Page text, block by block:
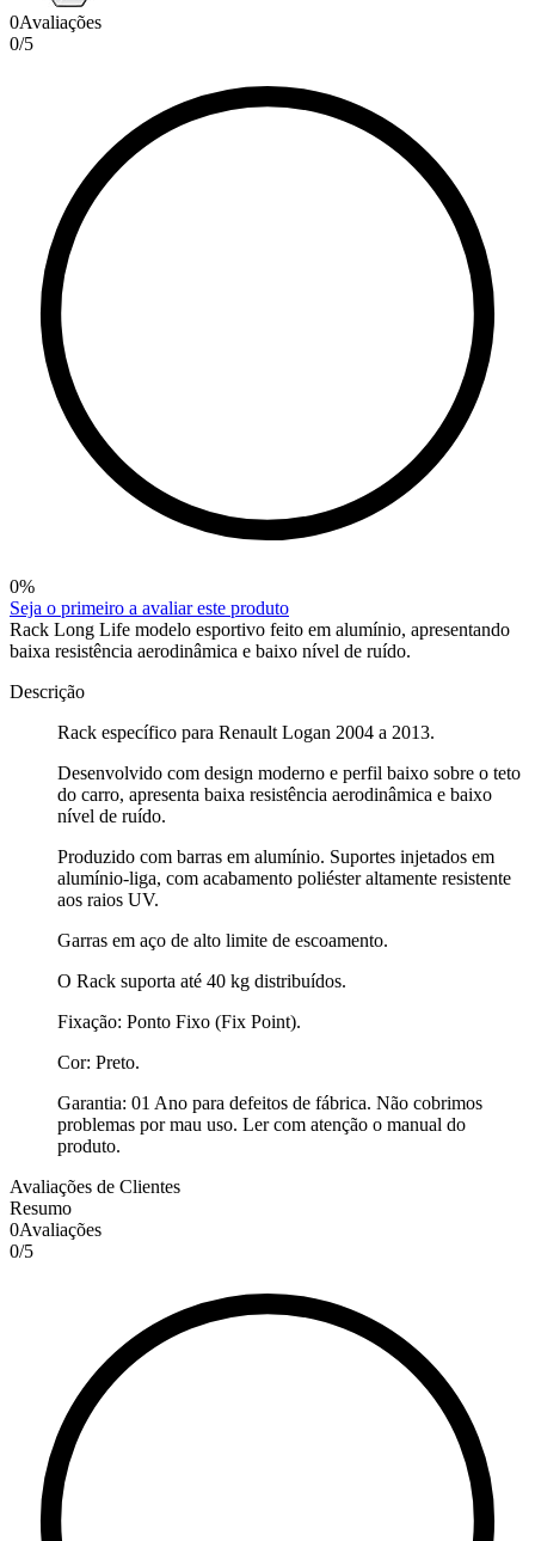
0Avaliações
0/5
0%
Seja o primeiro a avaliar este produto
Rack Long Life modelo esportivo feito em alumínio, apresentando
baixa resistência aerodinâmica e baixo nível de ruído.
Descrição
Rack específico para Renault Logan 2004 a 2013.
Desenvolvido com design moderno e perfil baixo sobre o teto
do carro, apresenta baixa resistência aerodinâmica e baixo
nível de ruído.
Produzido com barras em alumínio. Suportes injetados em
alumínio-liga, com acabamento poliéster altamente resistente
aos raios UV.
Garras em aço de alto limite de escoamento.
O Rack suporta até 40 kg distribuídos.
Fixação: Ponto Fixo (Fix Point).
Cor: Preto.
Garantia: 01 Ano para defeitos de fábrica. Não cobrimos
problemas por mau uso. Ler com atenção o manual do
produto.
Avaliações de Clientes
Resumo
0Avaliações
0/5